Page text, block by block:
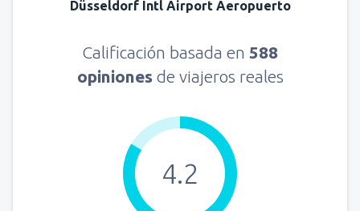
Düsseldorf Intl Airport Aeropuerto
Calificación basada en 588
opiniones de viajeros reales
4.2